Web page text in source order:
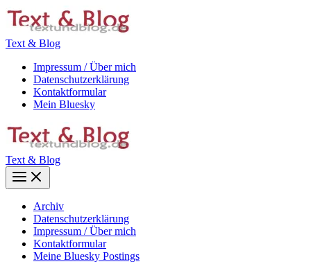
Zum
Inhalt
Text & Blog
Impressum / Über mich
Datenschutzerklärung
Kontaktformular
Mein Bluesky
Text & Blog
Main
Menu
Archiv
Datenschutzerklärung
Impressum / Über mich
Kontaktformular
Meine Bluesky Postings